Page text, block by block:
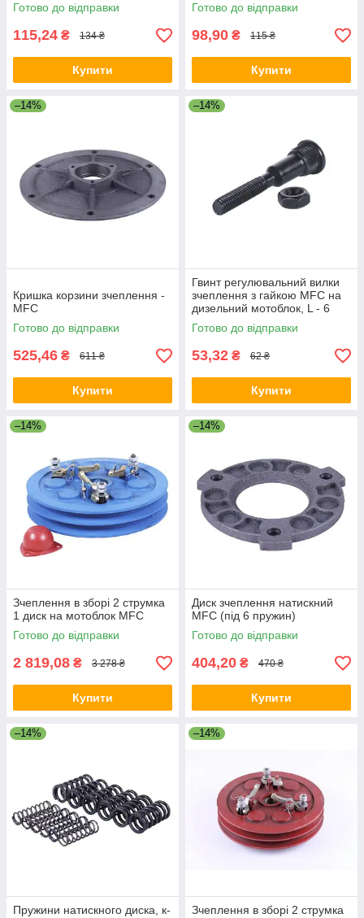
Готово до відправки
115,24 ₴ 134 ₴
Купити
Готово до відправки
98,90 ₴ 115 ₴
Купити
–14%
Кришка корзини зчеплення -
MFC
Готово до відправки
525,46 ₴ 611 ₴
Купити
–14%
Гвинт регулювальний вилки
зчеплення з гайкою MFC на
дизельний мотоблок, L - 6
5мм, різьблення - М8
Готово до відправки
53,32 ₴ 62 ₴
Купити
–14%
Зчеплення в зборі 2 струмка
1 диск на мотоблок MFC
Готово до відправки
2 819,08 ₴ 3 278 ₴
Купити
–14%
Диск зчеплення натискний
MFC (під 6 пружин)
Готово до відправки
404,20 ₴ 470 ₴
Купити
–14%
Пружини натискного диска, к-
–14%
Зчеплення в зборі 2 струмка